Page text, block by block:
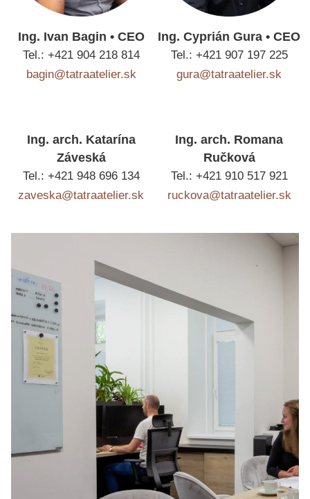
Ing. Ivan Bagin • CEO
Tel.: +421 904 218 814
bagin@tatraatelier.sk
Ing. Cyprián Gura • CEO
Tel.: +421 907 197 225
gura@tatraatelier.sk
Ing. arch. Katarína
Záveská
Tel.: +421 948 696 134
zaveska@tatraatelier.sk
Ing. arch. Romana
Ručková
Tel.: +421 910 517 921
ruckova@tatraatelier.sk